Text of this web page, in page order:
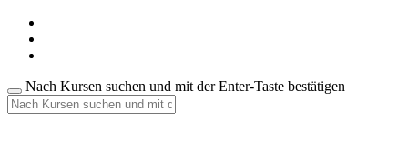
Nach Kursen suchen und mit der Enter-Taste bestätigen